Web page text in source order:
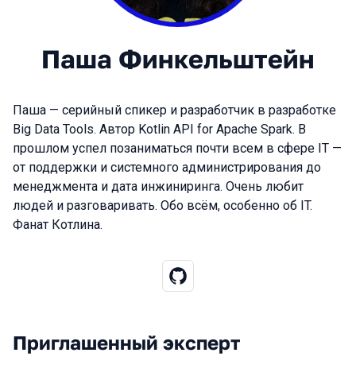
Паша Финкельштейн
Паша — серийный спикер и разработчик в разработке
Big Data Tools. Автор Kotlin API for Apache Spark. В
прошлом успел позаниматься почти всем в сфере IT —
от поддержки и системного администрирования до
менеджмента и дата инжиниринга. Очень любит
людей и разговаривать. Обо всём, особенно об IT.
Фанат Котлина.
Выступления в сезоне 2020
Приглашенный эксперт